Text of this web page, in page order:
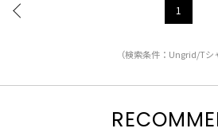
1
（検索条件：Ungrid/Tシ